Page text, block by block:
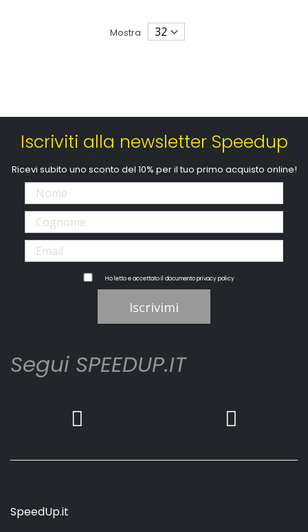
Mostra
Iscriviti alla newsletter Speedup
Ricevi subito uno sconto del 10% per il tuo primo acquisto online!
Ho letto e accettato il documentoprivacy policy
Iscrivimi
Segui SPEEDUP.IT
SpeedUp.it